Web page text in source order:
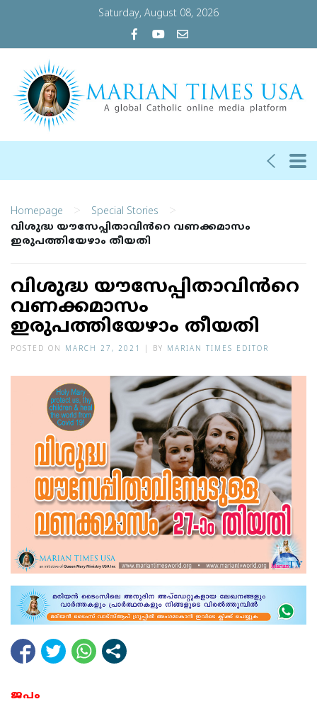
Saturday, August 08, 2026
Homepage > Special Stories >
വിശുദ്ധ യൗസേപ്പിതാവിൻറെ വണക്കമാസം
ഇരുപത്തിയേഴാം തീയതി
വിശുദ്ധ യൗസേപ്പിതാവിൻറെ
വണക്കമാസം
ഇരുപത്തിയേഴാം തീയതി
POSTED ON MARCH 27, 2021 BY MARIAN TIMES EDITOR
ജപം